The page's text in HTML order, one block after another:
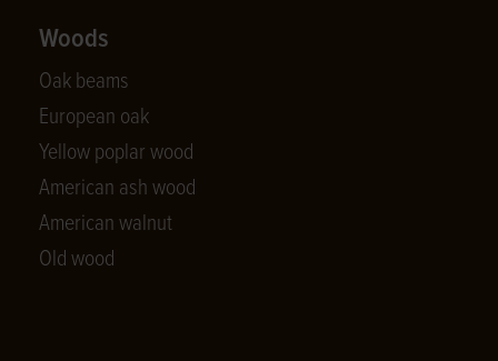
Woods
Oak beams
European oak
Yellow poplar wood
American ash wood
American walnut
Old wood